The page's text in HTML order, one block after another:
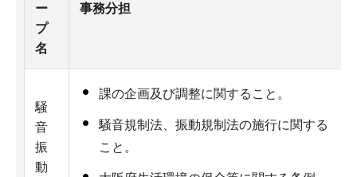
ー
プ
名
事務分担
騒
音
振
動
課の企画及び調整に関すること。
騒音規制法、振動規制法の施行に関する
こと。